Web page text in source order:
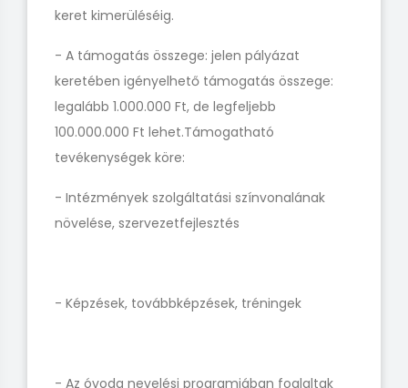
keret kimerüléséig.
- A támogatás összege: jelen pályázat
keretében igényelhető támogatás összege:
legalább 1.000.000 Ft, de legfeljebb
100.000.000 Ft lehet.Támogatható
tevékenységek köre:
- Intézmények szolgáltatási színvonalának
növelése, szervezetfejlesztés
- Képzések, továbbképzések, tréningek
- Az óvoda nevelési programjában foglaltak